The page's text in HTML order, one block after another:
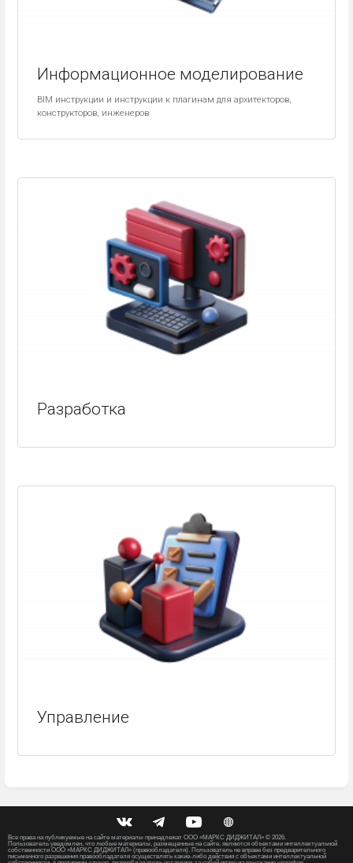
Информационное моделирование
BIM инструкции и инструкции к плагинам для архитекторов,
конструкторов, инженеров
Разработка
Управление
Все права на публикуемые на сайте материалы принадлежат ООО «МАРКС ДИДЖИТАЛ» ©️ 2026.
Пользователь уведомлен, что любые материалы, размещенные на сайте, являются объектами интеллектуальной
собственности ООО «МАРКС ДИДЖИТАЛ» (правообладателя). Пользователь не вправе без предварительного
письменного разрешения правообладателя осуществлять какие-либо действия с объектами интеллектуальной